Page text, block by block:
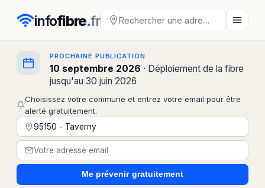
infofibre.fr
PROCHAINE PUBLICATION
10 septembre 2026 · Déploiement de la fibre
jusqu'au 30 juin 2026
Choisissez votre commune et entrez votre email pour être
alerté gratuitement.
Me prévenir gratuitement